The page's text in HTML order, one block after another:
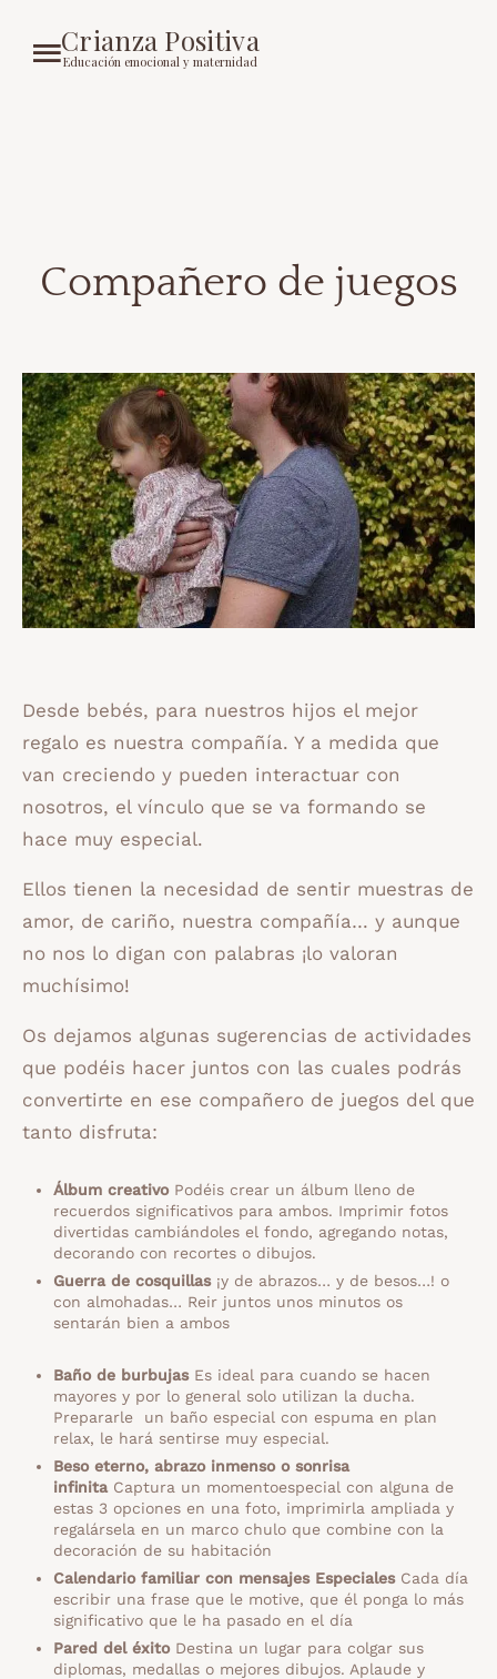
Crianza Positiva
Educación emocional y maternidad
Compañero de juegos
Desde bebés, para nuestros hijos el mejor
regalo es nuestra compañía. Y a medida que
van creciendo y pueden interactuar con
nosotros, el vínculo que se va formando se
hace muy especial.
Ellos tienen la necesidad de sentir muestras de
amor, de cariño, nuestra compañía… y aunque
no nos lo digan con palabras ¡lo valoran
muchísimo!
Os dejamos algunas sugerencias de actividades
que podéis hacer juntos con las cuales podrás
convertirte en ese compañero de juegos del que
tanto disfruta:
Álbum creativo Podéis crear un álbum lleno de
recuerdos significativos para ambos. Imprimir fotos
divertidas cambiándoles el fondo, agregando notas,
decorando con recortes o dibujos.
Guerra de cosquillas¡y de abrazos… y de besos…! o
con almohadas… Reir juntos unos minutos os
sentarán bien a ambos
Baño de burbujas Es ideal para cuando se hacen
mayores y por lo general solo utilizan la ducha.
Prepararle un baño especial con espuma en plan
relax, le hará sentirse muy especial.
Beso eterno, abrazo inmenso o sonrisa
infinita Captura un momentoespecial con alguna de
estas 3 opciones en una foto, imprimirla ampliada y
regalársela en un marco chulo que combine con la
decoración de su habitación
Calendario familiar con mensajes Especiales Cada día
escribir una frase que le motive, que él ponga lo más
significativo que le ha pasado en el día
Pared del éxito Destina un lugar para colgar sus
diplomas, medallas o mejores dibujos. Aplaude y